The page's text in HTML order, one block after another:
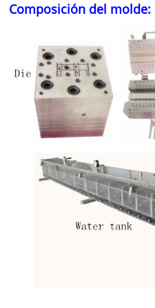
Composición del molde: